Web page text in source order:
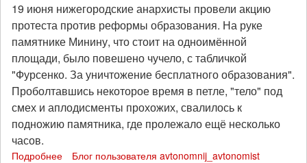
19 июня нижегородские анархисты провели акцию
протеста против реформы образования. На руке
памятнике Минину, что стоит на одноимённой
площади, было повешено чучело, с табличкой
"Фурсенко. За уничтожение бесплатного образования".
Проболтавшись некоторое время в петле, "тело" под
смех и аплодисменты прохожих, свалилось к
подножию памятника, где пролежало ещё несколько
часов.
Подробнее Блог пользователя avtonomnij_avtonomist